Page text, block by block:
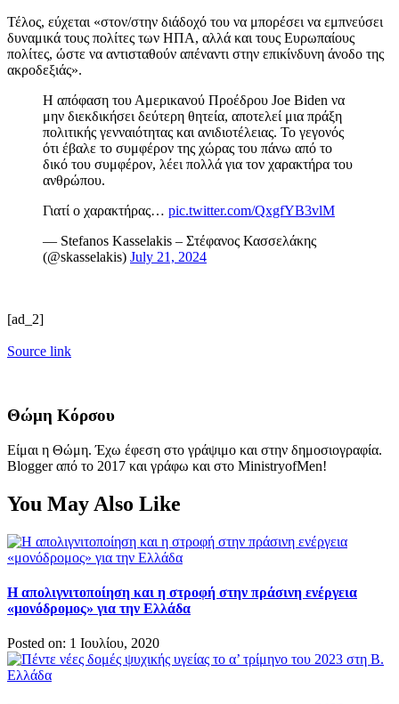
Τέλος, εύχεται «στον/στην διάδοχό του να μπορέσει να εμπνεύσει
δυναμικά τους πολίτες των ΗΠΑ, αλλά και τους Ευρωπαίους
πολίτες, ώστε να αντισταθούν απέναντι στην επικίνδυνη άνοδο της
ακροδεξιάς».
Η απόφαση του Αμερικανού Προέδρου Joe Biden να
μην διεκδικήσει δεύτερη θητεία, αποτελεί μια πράξη
πολιτικής γενναιότητας και ανιδιοτέλειας. Το γεγονός
ότι έβαλε το συμφέρον της χώρας του πάνω από το
δικό του συμφέρον, λέει πολλά για τον χαρακτήρα του
ανθρώπου.
Γιατί ο χαρακτήρας… pic.twitter.com/QxgfYB3vlM
— Stefanos Kasselakis – Στέφανος Κασσελάκης
(@skasselakis) July 21, 2024
[ad_2]
Source link
Θώμη Κόρσου
Είμαι η Θώμη. Έχω έφεση στο γράψιμο και στην δημοσιογραφία.
Blogger από το 2017 και γράφω και στο MinistryofMen!
You May Also Like
Η απολιγνιτοποίηση και η στροφή στην πράσινη ενέργεια
«μονόδρομος» για την Ελλάδα
Posted on: 1 Ιουλίου, 2020